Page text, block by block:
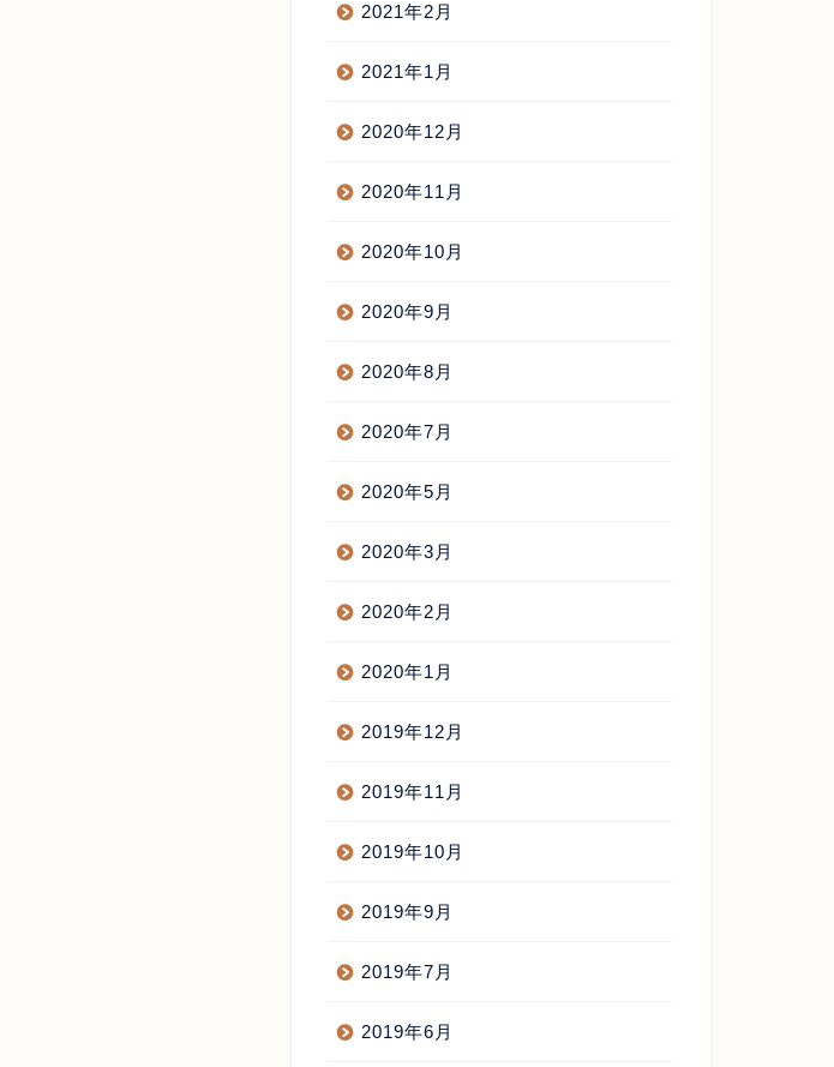
2021年2月
2021年1月
2020年12月
2020年11月
2020年10月
2020年9月
2020年8月
2020年7月
2020年5月
2020年3月
2020年2月
2020年1月
2019年12月
2019年11月
2019年10月
2019年9月
2019年7月
2019年6月